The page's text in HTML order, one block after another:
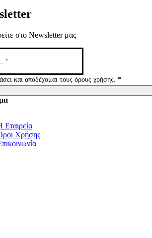
στο Newsletter μας
και αποδέχομαι τους όρους χρήσης.*
Εταιρεία
Χρήσης